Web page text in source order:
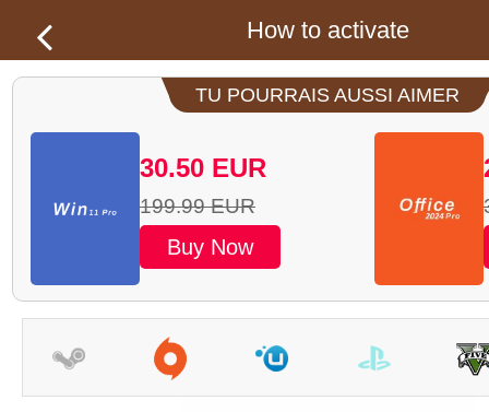
How to activate
TU POURRAIS AUSSI AIMER
30.50 EUR
199.99 EUR
Buy Now